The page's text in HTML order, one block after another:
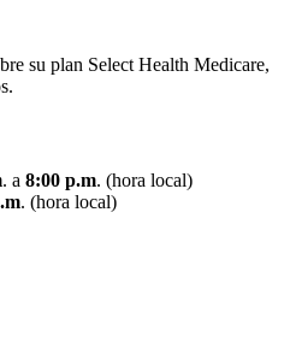
su plan Select Health Medicare,
. a 8:00 p.m. (hora local)
. (hora local)